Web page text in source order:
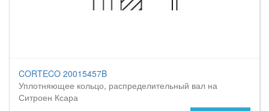
CORTECO 20015457B
Уплотняющее кольцо, распределительный вал на
Ситроен Ксара